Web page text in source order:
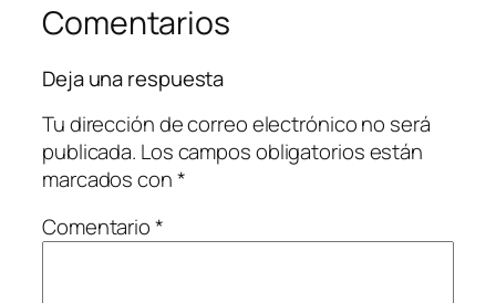
Comentarios
Deja una respuesta
Tu dirección de correo electrónico no será
publicada. Los campos obligatorios están
marcados con*
Comentario*